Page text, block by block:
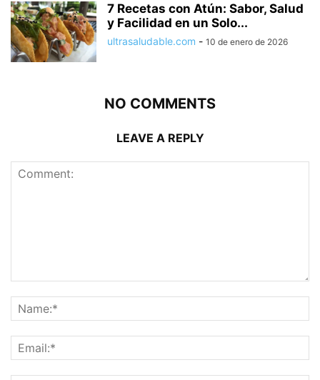
7 Recetas con Atún: Sabor, Salud
y Facilidad en un Solo...
ultrasaludable.com - 10 de enero de 2026
NO COMMENTS
LEAVE A REPLY